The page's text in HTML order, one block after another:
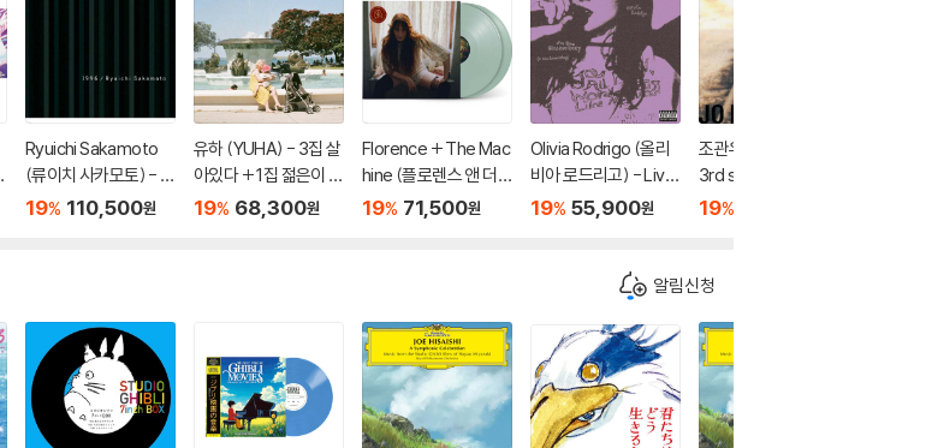
Ryuichi Sakamoto
(류이치 사카모토) - 1
996 [2LP]
19% 110,500원
유하 (YUHA) - 3집 살
아있다 + 1집 젊은이 [2
LP]
19% 68,300원
Florence + The Mac
hine (플로렌스 앤 더
머신)- 6집 Everybod
19% 71,500원
Olivia Rodrigo (올리
비아 로드리고) - Live
From Glastonbury
19% 55,900원
조관우 - 정규 3집 My
3rd story about... [L
P]
19%
알림신청